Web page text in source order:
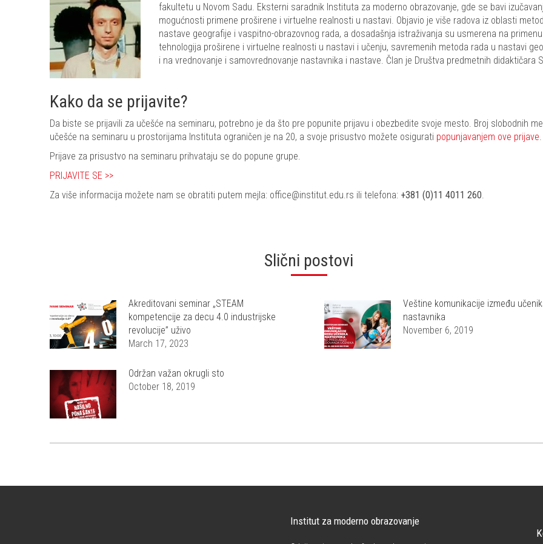
fakultetu u Novom Sadu. Eksterni saradnik Instituta za moderno obrazovanje, gde se bavi
mogućnosti primene proširene i virtuelne realnosti u nastavi. Objavio je više radova iz oblasti
nastave geografije i vaspitno-obrazovnog rada, a dosadašnja istraživanja su usmerena na primenu
tehnologija proširene i virtuelne realnosti u nastavi i učenju, savremenih metoda rada u nastavi
i na vrednovanje i samovrednovanje nastavnika i nastave. Član je Društva predmetnih didaktičara
Kako da se prijavite?
Da biste se prijavili za učešće na seminaru, potrebno je da što pre popunite prijavu i obezbedite svoje mesto. Broj slobodnih
učešće na seminaru u prostorijama Instituta ograničen je na 20, a svoje prisustvo možete osigurati popunjavanjem ove prijave
Prijave za prisustvo na seminaru prihvataju se do popune grupe.
PRIJAVITE SE >>
Za više informacija možete nam se obratiti putem mejla: office@institut.edu.rs ili telefona: +381 (0)11 4011 260
Slični postovi
Akreditovani seminar „STEAM
kompetencije za decu 4.0 industrijske
revolucije” uživo
March 17, 2023
Veštine komunikacije između
nastavnika
November 6, 2019
Održan važan okrugli sto
October 18, 2019
Institut za moderno obrazovanje